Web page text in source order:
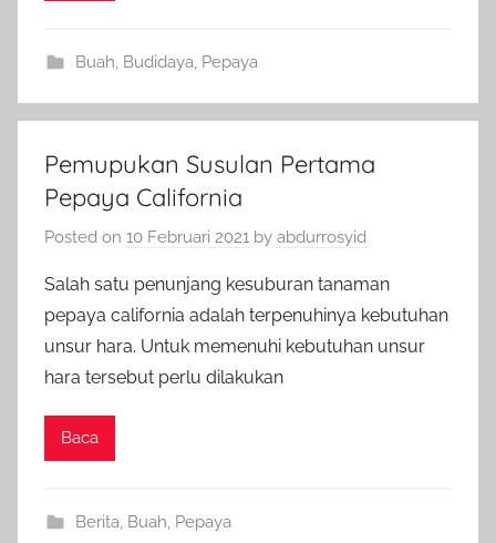
Buah, Budidaya, Pepaya
Pemupukan Susulan Pertama
Pepaya California
Posted on 10 Februari 2021 by abdurrosyid
Salah satu penunjang kesuburan tanaman
pepaya california adalah terpenuhinya kebutuhan
unsur hara. Untuk memenuhi kebutuhan unsur
hara tersebut perlu dilakukan
Baca
Berita Buah Pepaya